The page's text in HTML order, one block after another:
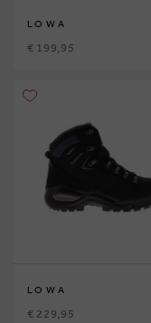
LOWA
€ 199,95
LOWA
€ 229,95